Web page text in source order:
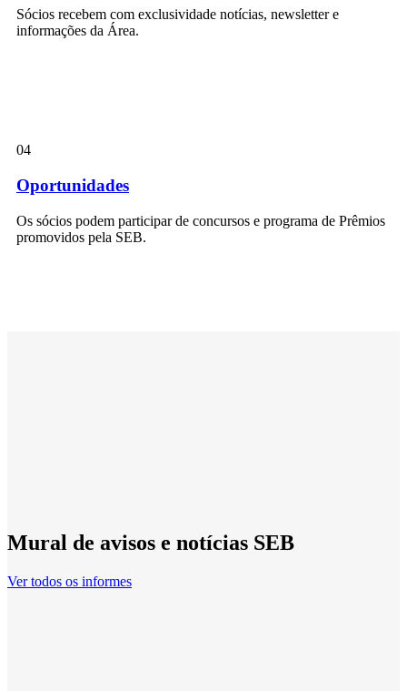
Sócios recebem com exclusividade notícias, newsletter e
informações da Área.
04
Oportunidades
Os sócios podem participar de concursos e programa de Prêmios
promovidos pela SEB.
Mural de avisos e notícias SEB
Ver todos os informes